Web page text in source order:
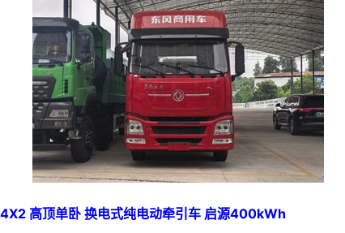
4X2 高顶单卧 换电式纯电动牵引车 启源400kWh